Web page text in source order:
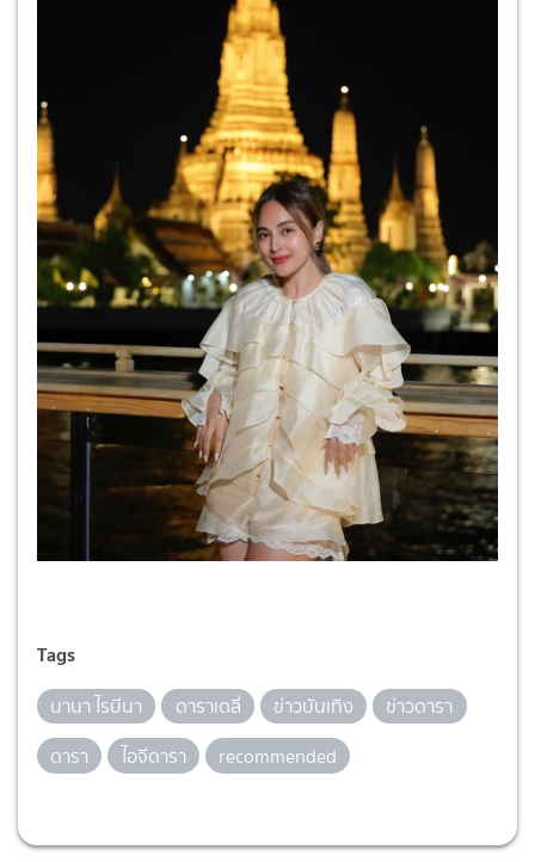
Tags
นานา ไรบีนา ดาราเดลี่ ข่าวบันเทิง
ข่าวดารา
ดารา
ไอจีดารา recommended